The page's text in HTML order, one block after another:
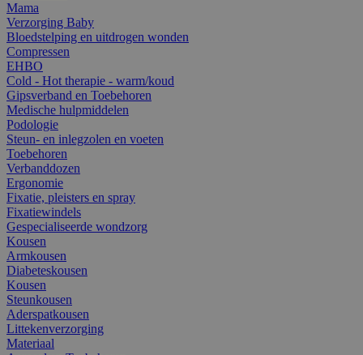
Mama
Verzorging Baby
Bloedstelping en uitdrogen wonden
Compressen
EHBO
Cold - Hot therapie - warm/koud
Gipsverband en Toebehoren
Medische hulpmiddelen
Podologie
Steun- en inlegzolen en voeten
Toebehoren
Verbanddozen
Ergonomie
Fixatie, pleisters en spray
Fixatiewindels
Gespecialiseerde wondzorg
Kousen
Armkousen
Diabeteskousen
Kousen
Steunkousen
Aderspatkousen
Littekenverzorging
Materiaal